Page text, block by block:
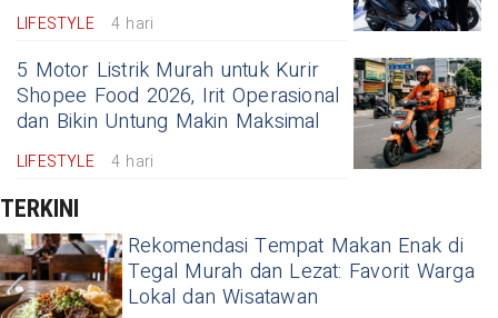
LIFESTYLE 4 hari
5 Motor Listrik Murah untuk Kurir
Shopee Food 2026, Irit Operasional
dan Bikin Untung Makin Maksimal
LIFESTYLE 4 hari
TERKINI
Rekomendasi Tempat Makan Enak di
Tegal Murah dan Lezat: Favorit Warga
Lokal dan Wisatawan